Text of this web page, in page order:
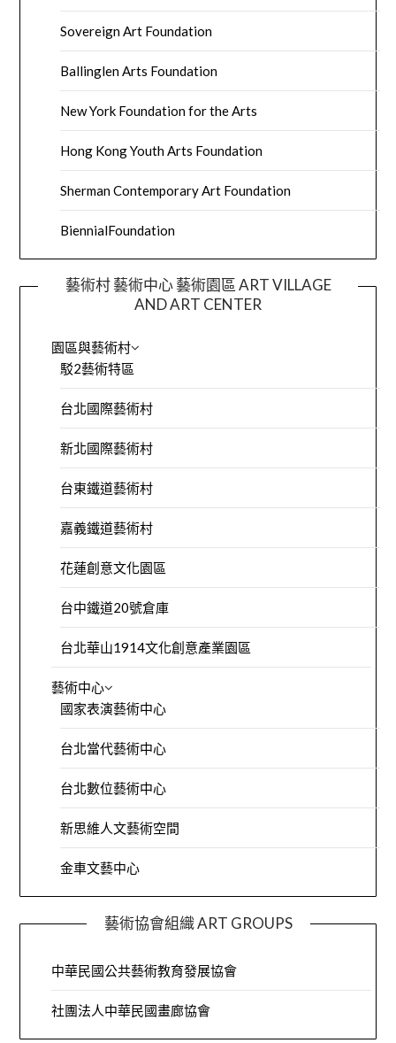
Sovereign Art Foundation
Ballinglen Arts Foundation
New York Foundation for the Arts
Hong Kong Youth Arts Foundation
Sherman Contemporary Art Foundation
BiennialFoundation
藝術村 藝術中心 藝術園區 ART VILLAGE
AND ART CENTER
園區與藝術村
駁2藝術特區
台北國際藝術村
新北國際藝術村
台東鐵道藝術村
嘉義鐵道藝術村
花蓮創意文化園區
台中鐵道20號倉庫
台北華山1914文化創意產業園區
藝術中心
國家表演藝術中心
台北當代藝術中心
台北數位藝術中心
新思維人文藝術空間
金車文藝中心
藝術協會組織 ART GROUPS
中華民國公共藝術教育發展協會
社團法人中華民國畫廊協會